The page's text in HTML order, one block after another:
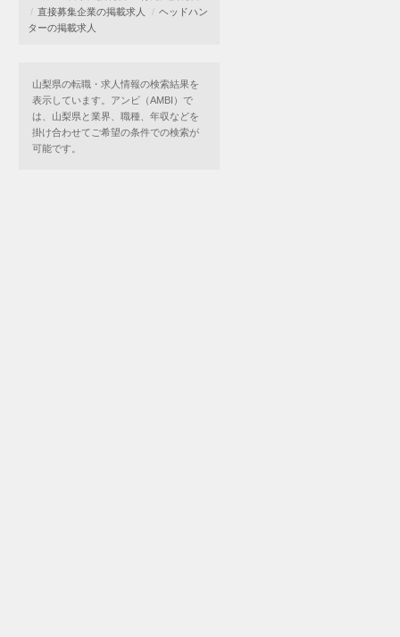
直接募集企業の掲載求人
ヘッドハン
ターの掲載求人
山梨県の転職・求人情報の検索結果を
表示しています。アンビ（AMBI）で
は、山梨県と業界、職種、年収などを
掛け合わせてご希望の条件での検索が
可能です。